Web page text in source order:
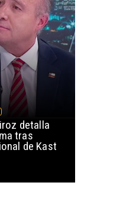
detalla
tras
de Kast